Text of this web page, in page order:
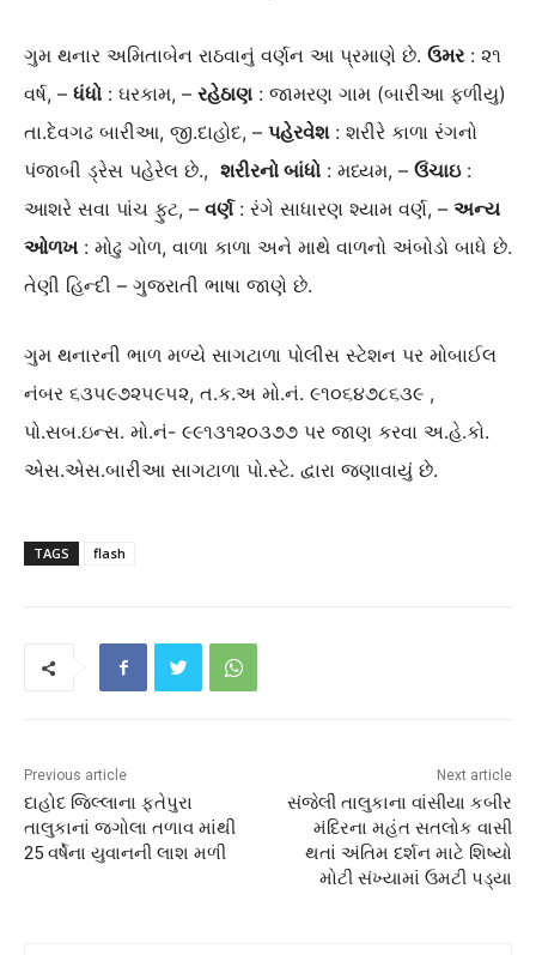
ગુમ થનાર અમિતાબેન રાઠવાનું વર્ણન આ પ્રમાણે છે. ઉમર: ૨૧
વર્ષ, – ધંધો : ઘરકામ, – રહેઠાણ : જામરણ ગામ (બારીઆ ફળીયુ)
તા.દેવગઢ બારીઆ, જી.દાહોદ, – પહેરવેશ: શરીરે કાળા રંગનો
પંજાબી ડ્રેસ પહેરેલ છે., શરીરનો બાંધો : મધ્યમ, – ઉંચાઇ:
આશરે સવા પાંચ ફુટ, – વર્ણ: રંગે સાધારણ શ્યામ વર્ણ, – અન્ય
ઓળખ: મોઢુ ગોળ, વાળા કાળા અને માથે વાળનો અંબોડો બાધે છે.
તેણી હિન્દી – ગુજરાતી ભાષા જાણે છે.
ગુમ થનારની ભાળ મળ્યે સાગટાળા પોલીસ સ્ટેશન પર મોબાઈલ
નંબર ૬૩૫૯૭૨૫૯૫૨, ત.ક.અ મો.નં. ૯૧૦૬૪૭૮૬૩૯ ,
પો.સબ.ઇન્સ. મો.નં- ૯૯૧૩૧૨૦૩૭૭ પર જાણ કરવા અ.હે.કો.
એસ.એસ.બારીઆ સાગટાળા પો.સ્ટે. દ્વારા જણાવાયું છે.
TAGS flash
Previous article
દાહોદ જિલ્લાના ફતેપુરા
તાલુકાનાં જગોલા તળાવ માંથી
25 વર્ષેના યુવાનની લાશ મળી
Next article
સંજેલી તાલુકાના વાંસીયા કબીર
મંદિરના મહંત સતલોક વાસી
થતાં અંતિમ દર્શન માટે શિષ્યો
મોટી સંખ્યામાં ઉમટી પડ્યા